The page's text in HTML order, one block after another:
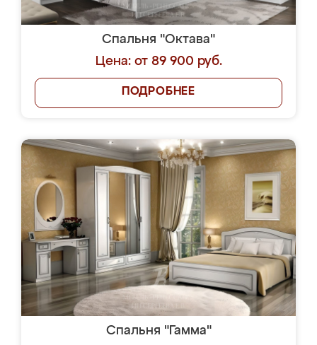
Спальня "Октава"
Цена: от 89 900 руб.
ПОДРОБНЕЕ
Спальня "Гамма"